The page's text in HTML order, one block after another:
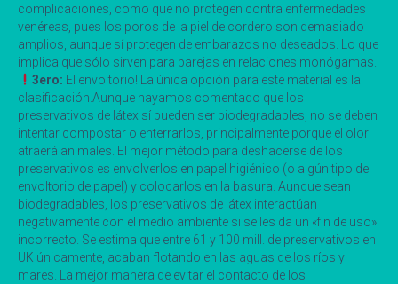
complicaciones, como que no protegen contra enfermedades
venéreas, pues los poros de la piel de cordero son demasiado
amplios, aunque sí protegen de embarazos no deseados. Lo que
implica que sólo sirven para parejas en relaciones monógamas.
3ero: El envoltorio! La única opción para este material es la
clasificación.Aunque hayamos comentado que los
preservativos de látex sí pueden ser biodegradables, no se deben
intentar compostar o enterrarlos, principalmente porque el olor
atraerá animales. El mejor método para deshacerse de los
preservativos es envolverlos en papel higiénico (o algún tipo de
envoltorio de papel) y colocarlos en la basura. Aunque sean
biodegradables, los preservativos de látex interactúan
negativamente con el medio ambiente si se les da un «fin de uso»
incorrecto. Se estima que entre 61 y 100 mill. de preservativos en
UK únicamente, acaban flotando en las aguas de los ríos y
mares. La mejor manera de evitar el contacto de los